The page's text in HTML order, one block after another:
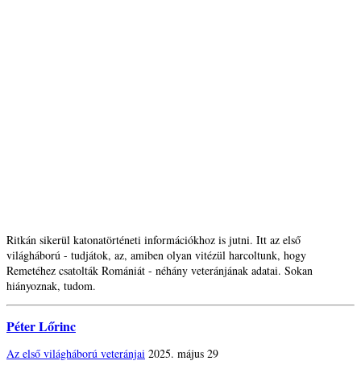
Ritkán sikerül katonatörténeti információkhoz is jutni. Itt az első
világháború - tudjátok, az, amiben olyan vitézül harcoltunk, hogy
Remetéhez csatolták Romániát - néhány veteránjának adatai. Sokan
hiányoznak, tudom.
Péter Lőrinc
Az első világháború veteránjai 2025. május 29